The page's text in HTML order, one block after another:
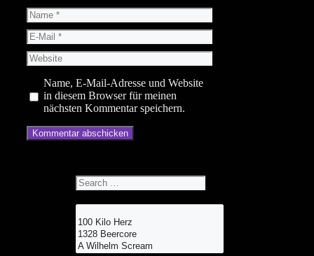
Name
E-
Mail
Website
Name, E-Mail-Adresse und Website
in diesem Browser für meinen
nächsten Kommentar speichern.